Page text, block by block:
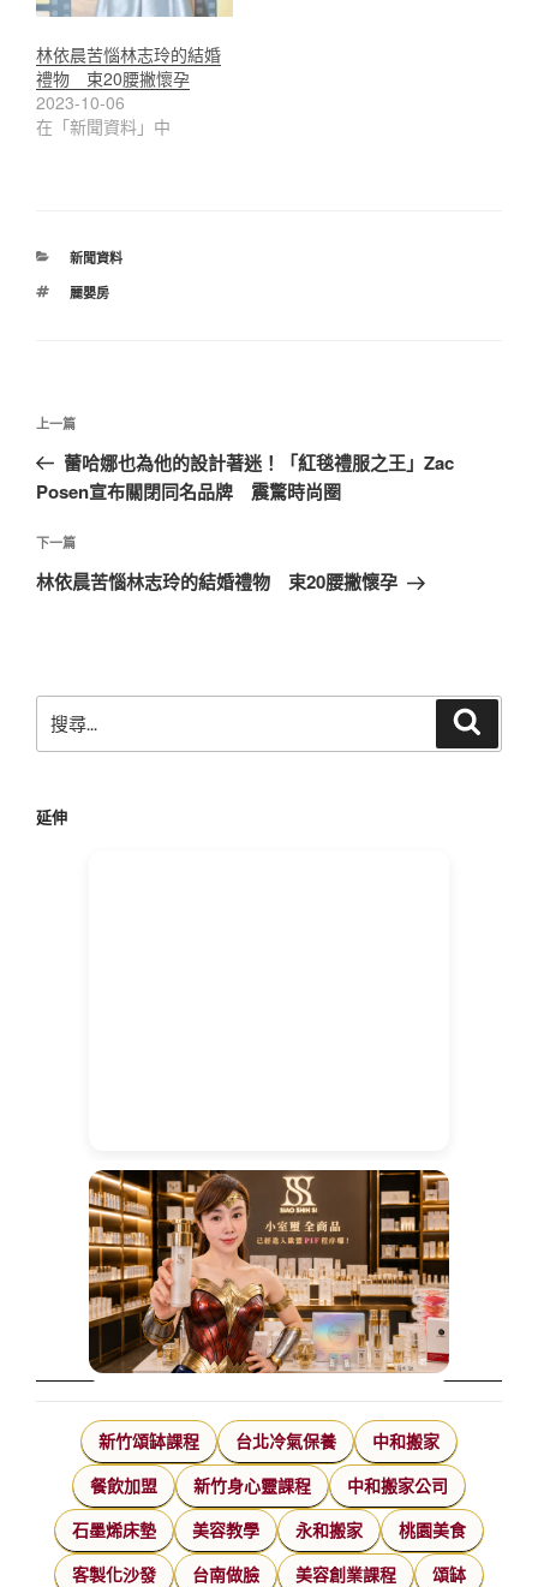
林依晨苦惱林志玲的結婚
禮物 束20腰撇懷孕
2023-10-06
在「新聞資料」中
分
新聞資料
標
麗嬰房
文
導
上
一
篇
章
上一篇
蕾哈娜也為他的設計著迷！「紅毯禮服之王」Zac
Posen宣布關閉同名品牌 震驚時尚圈
下
一
下一篇
林依晨苦惱林志玲的結婚禮物 束20腰撇懷孕
尋
字:
延伸
新竹頌缽課程 台北冷氣保養 中和搬家
餐飲加盟 新竹身心靈課程 中和搬家公司
石墨烯床墊 美容教學 永和搬家 桃園美食
客製化沙發 台南做臉 美容創業課程 頌缽